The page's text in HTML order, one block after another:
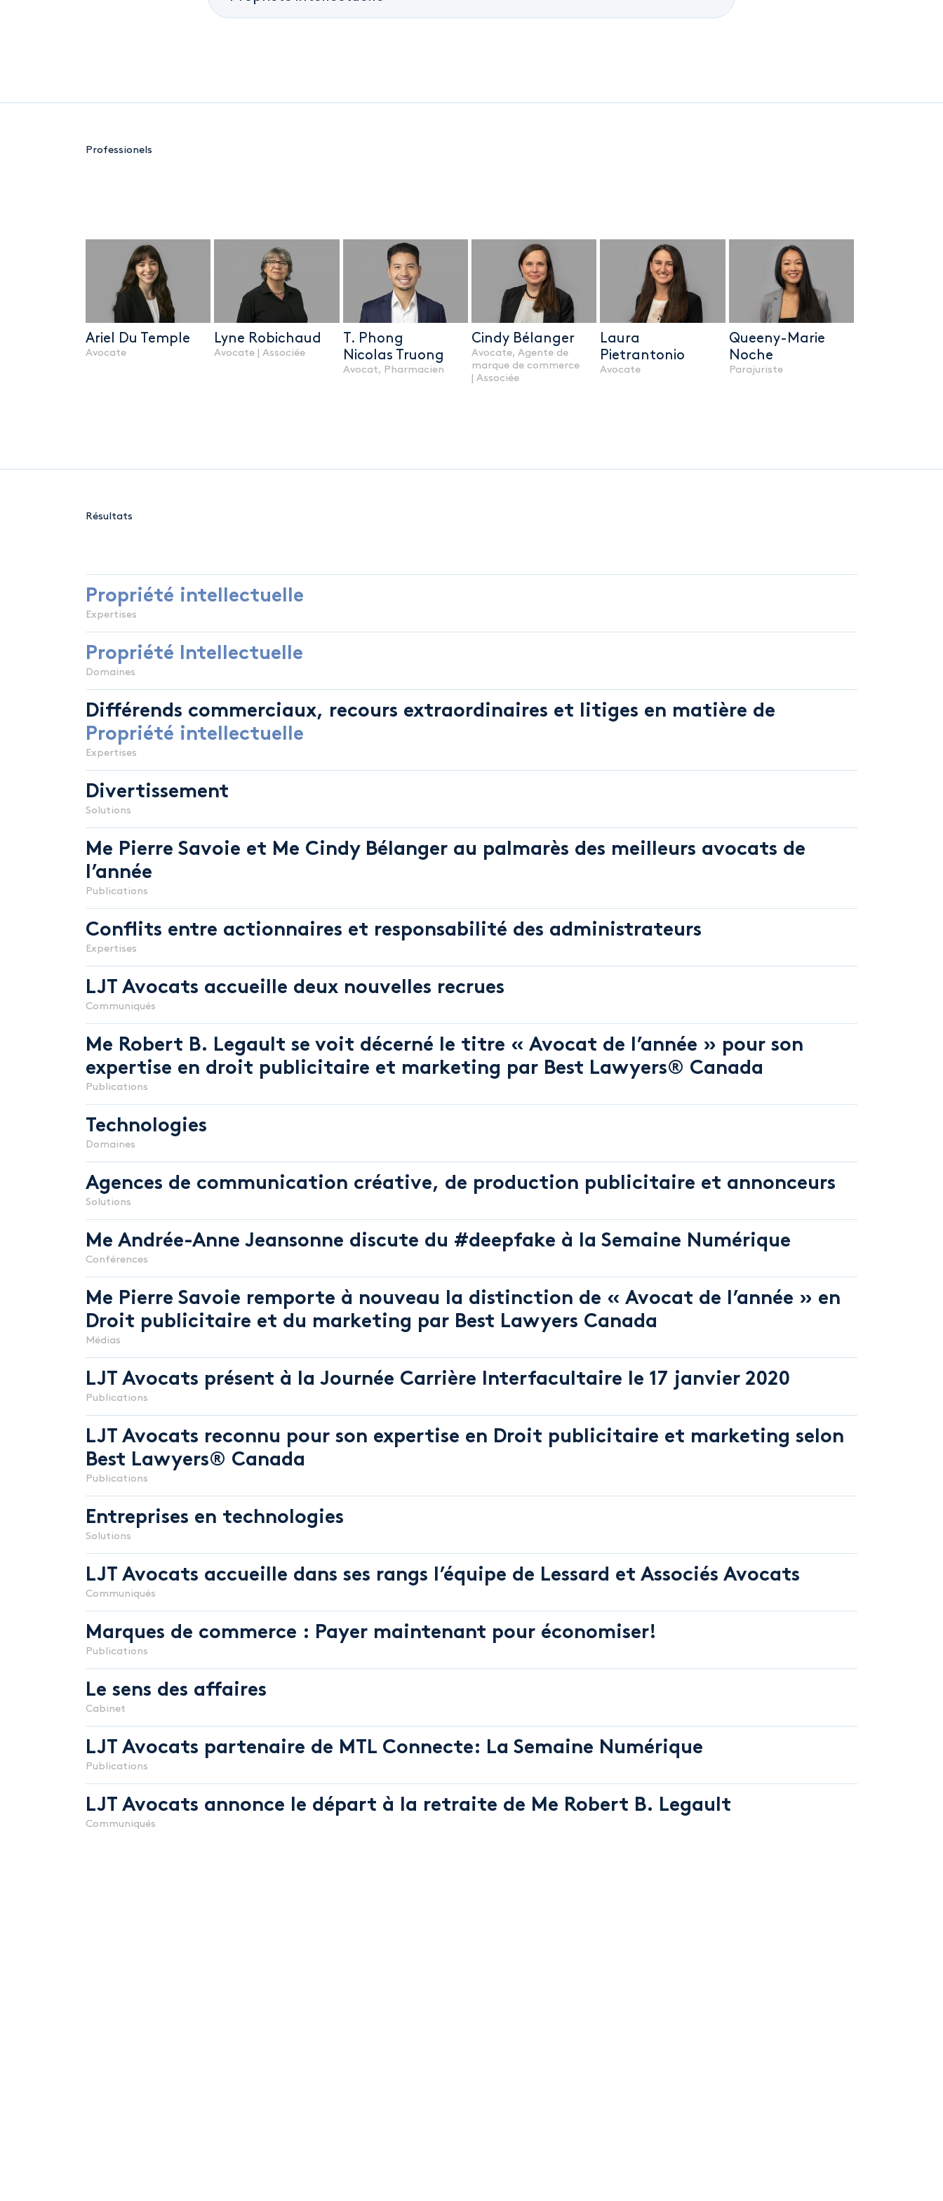
Professionels
Ariel Du Temple
Avocate
Lyne Robichaud
Avocate | Associée
T. Phong
Nicolas Truong
Avocat, Pharmacien
Cindy Bélanger
Avocate, Agente de
marque de commerce
| Associée
Laura
Pietrantonio
Avocate
Queeny-Marie
Noche
Parajuriste
Résultats
Propriété intellectuelle
Expertises
Propriété Intellectuelle
Domaines
Différends commerciaux, recours extraordinaires et litiges en matière de
Propriété intellectuelle
Expertises
Divertissement
Solutions
Me Pierre Savoie et Me Cindy Bélanger au palmarès des meilleurs avocats de
l’année
Publications
Conflits entre actionnaires et responsabilité des administrateurs
Expertises
LJT Avocats accueille deux nouvelles recrues
Communiqués
Me Robert B. Legault se voit décerné le titre « Avocat de l’année » pour son
expertise en droit publicitaire et marketing par Best Lawyers® Canada
Publications
Technologies
Domaines
Agences de communication créative, de production publicitaire et annonceurs
Solutions
Me Andrée-Anne Jeansonne discute du #deepfake à la Semaine Numérique
Conférences
Me Pierre Savoie remporte à nouveau la distinction de « Avocat de l’année » en
Droit publicitaire et du marketing par Best Lawyers Canada
Médias
LJT Avocats présent à la Journée Carrière Interfacultaire le 17 janvier 2020
Publications
LJT Avocats reconnu pour son expertise en Droit publicitaire et marketing selon
Best Lawyers® Canada
Publications
Entreprises en technologies
Solutions
LJT Avocats accueille dans ses rangs l’équipe de Lessard et Associés Avocats
Communiqués
Marques de commerce : Payer maintenant pour économiser!
Publications
Le sens des affaires
Cabinet
LJT Avocats partenaire de MTL Connecte: La Semaine Numérique
Publications
LJT Avocats annonce le départ à la retraite de Me Robert B. Legault
Communiqués
Prenez la bonne décision
d’affaires